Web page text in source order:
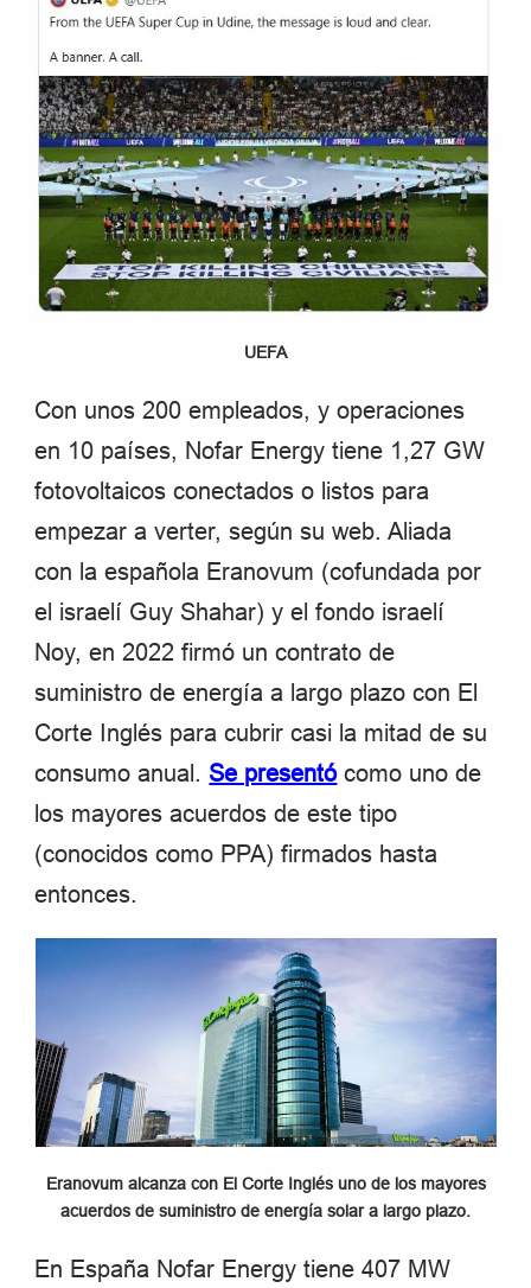
UEFA
Con unos 200 empleados, y operaciones
en 10 países, Nofar Energy tiene 1,27 GW
fotovoltaicos conectados o listos para
empezar a verter, según su web. Aliada
con la española Eranovum (cofundada por
el israelí Guy Shahar) y el fondo israelí
Noy, en 2022 firmó un contrato de
suministro de energía a largo plazo con El
Corte Inglés para cubrir casi la mitad de su
consumo anual. Se presentócomo uno de
los mayores acuerdos de este tipo
(conocidos como PPA) firmados hasta
entonces.
Eranovum alcanza con El Corte Inglés uno de los mayores
acuerdos de suministro de energía solar a largo plazo.
En España Nofar Energy tiene 407 MW